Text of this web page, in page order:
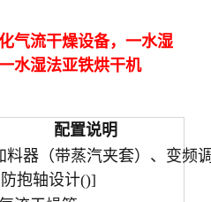
气流干燥设备，一水湿
水湿法亚铁烘干机
配置说明
料器（带蒸汽夹套）、变频
抱轴设计()]